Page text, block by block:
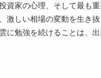
資家の心理、そして最も
激しい相場の変動を生き
に勉強を続けることは、